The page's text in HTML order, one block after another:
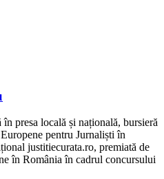
presa locală și națională, bursieră
pentru Jurnaliști în
justitiecurata.ro, premiată de
în România în cadrul concursului